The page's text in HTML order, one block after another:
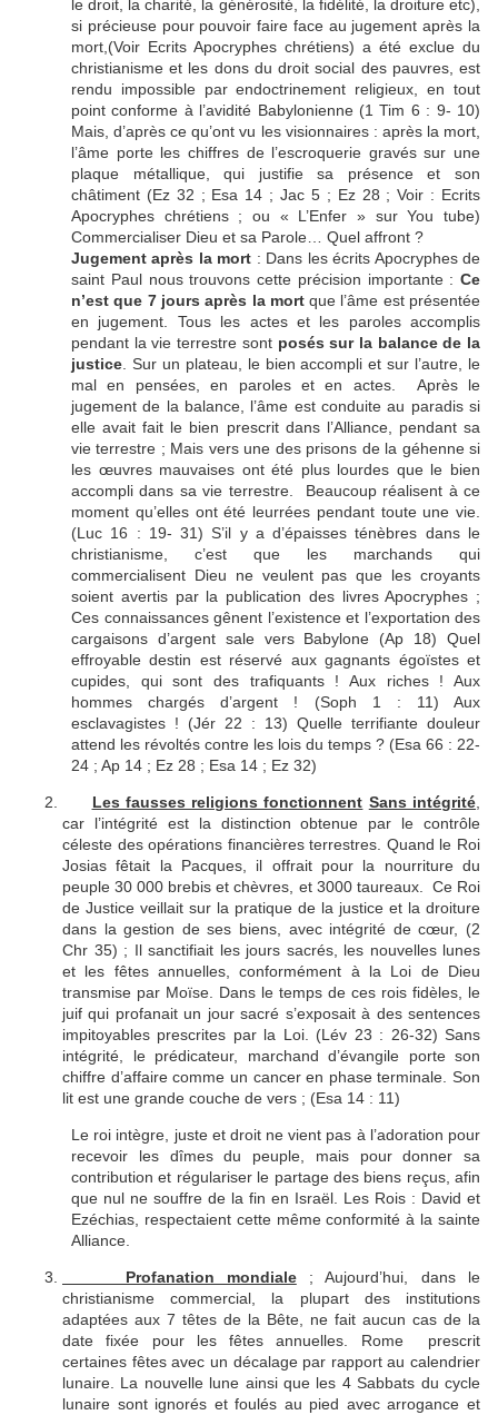
le droit, la charité, la générosité, la fidélité, la droiture etc),
si précieuse pour pouvoir faire face au jugement après la
mort,(Voir Ecrits Apocryphes chrétiens) a été exclue du
christianisme et les dons du droit social des pauvres, est
rendu impossible par endoctrinement religieux, en tout
point conforme à l’avidité Babylonienne (1 Tim 6 : 9- 10)
Mais, d’après ce qu’ont vu les visionnaires : après la mort,
l’âme porte les chiffres de l’escroquerie gravés sur une
plaque métallique, qui justifie sa présence et son
châtiment (Ez 32 ; Esa 14 ; Jac 5 ; Ez 28 ; Voir : Ecrits
Apocryphes chrétiens ; ou « L’Enfer » sur You tube)
Commercialiser Dieu et sa Parole… Quel affront ?
Jugement après la mort : Dans les écrits Apocryphes de
saint Paul nous trouvons cette précision importante : Ce
n’est que 7 jours après la mortque l’âme est présentée
en jugement. Tous les actes et les paroles accomplis
pendant la vie terrestre sont posés sur la balance de la
justice. Sur un plateau, le bien accompli et sur l’autre, le
mal en pensées, en paroles et en actes. Après le
jugement de la balance, l’âme est conduite au paradis si
elle avait fait le bien prescrit dans l’Alliance, pendant sa
vie terrestre ; Mais vers une des prisons de la géhenne si
les œuvres mauvaises ont été plus lourdes que le bien
accompli dans sa vie terrestre. Beaucoup réalisent à ce
moment qu’elles ont été leurrées pendant toute une vie.
(Luc 16 : 19- 31) S’il y a d’épaisses ténèbres dans le
christianisme, c’est que les marchands qui
commercialisent Dieu ne veulent pas que les croyants
soient avertis par la publication des livres Apocryphes ;
Ces connaissances gênent l’existence et l’exportation des
cargaisons d’argent sale vers Babylone (Ap 18) Quel
effroyable destin est réservé aux gagnants égoïstes et
cupides, qui sont des trafiquants ! Aux riches ! Aux
hommes chargés d’argent ! (Soph 1 : 11) Aux
esclavagistes ! (Jér 22 : 13) Quelle terrifiante douleur
attend les révoltés contre les lois du temps ? (Esa 66 : 22-
24 ; Ap 14 ; Ez 28 ; Esa 14 ; Ez 32)
Les fausses religions fonctionnent Sans intégrité,
car l’intégrité est la distinction obtenue par le contrôle
céleste des opérations financières terrestres. Quand le Roi
Josias fêtait la Pacques, il offrait pour la nourriture du
peuple 30 000 brebis et chèvres, et 3000 taureaux. Ce Roi
de Justice veillait sur la pratique de la justice et la droiture
dans la gestion de ses biens, avec intégrité de cœur, (2
Chr 35) ; Il sanctifiait les jours sacrés, les nouvelles lunes
et les fêtes annuelles, conformément à la Loi de Dieu
transmise par Moïse. Dans le temps de ces rois fidèles, le
juif qui profanait un jour sacré s’exposait à des sentences
impitoyables prescrites par la Loi. (Lév 23 : 26-32) Sans
intégrité, le prédicateur, marchand d’évangile porte son
chiffre d’affaire comme un cancer en phase terminale. Son
lit est une grande couche de vers ; (Esa 14 : 11)
Le roi intègre, juste et droit ne vient pas à l’adoration pour
recevoir les dîmes du peuple, mais pour donner sa
contribution et régulariser le partage des biens reçus, afin
que nul ne souffre de la fin en Israël. Les Rois : David et
Ezéchias, respectaient cette même conformité à la sainte
Alliance.
Profanation mondiale; Aujourd’hui, dans le
christianisme commercial, la plupart des institutions
adaptées aux 7 têtes de la Bête, ne fait aucun cas de la
date fixée pour les fêtes annuelles. Rome prescrit
certaines fêtes avec un décalage par rapport au calendrier
lunaire. La nouvelle lune ainsi que les 4 Sabbats du cycle
lunaire sont ignorés et foulés au pied avec arrogance et